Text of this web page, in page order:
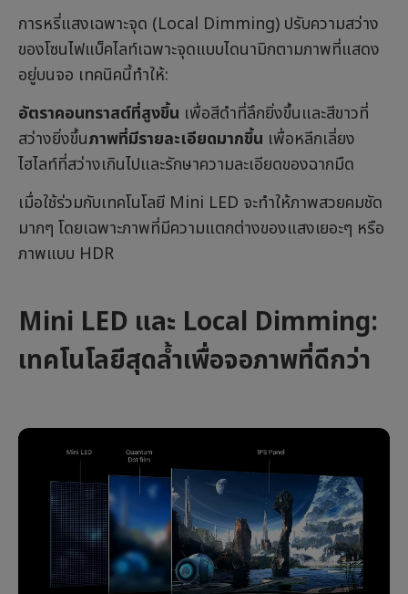
การหรี่แสงเฉพาะจุด (Local Dimming) ปรับความสว่าง
ของโซนไฟแบ็คไลท์เฉพาะจุดแบบไดนามิกตามภาพที่แสดง
อยู่บนจอ เทคนิคนี้ทำให้:
อัตราคอนทราสต์ที่สูงขึ้น เพื่อสีดำที่ลึกยิ่งขึ้นและสีขาวที่
สว่างยิ่งขึ้นภาพที่มีรายละเอียดมากขึ้น เพื่อหลีกเลี่ยง
ไฮไลท์ที่สว่างเกินไปและรักษาความละเอียดของฉากมืด
เมื่อใช้ร่วมกับเทคโนโลยี Mini LED จะทำให้ภาพสวยคมชัด
มากๆ โดยเฉพาะภาพที่มีความแตกต่างของแสงเยอะๆ หรือ
ภาพแบบ HDR
Mini LED และ Local Dimming:
เทคโนโลยีสุดล้ำเพื่อจอภาพที่ดีกว่า